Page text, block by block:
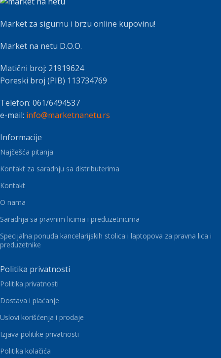
Market za sigurnu i brzu online kupovinu!
Market na netu D.O.O.
Matični broj: 21919624
Poreski broj (PIB) 113734769
Telefon: 061/6494537
e-mail: info@marketnanetu.rs
Informacije
Najčešća pitanja
Kontakt za saradnju sa distributerima
Kontakt
O nama
Saradnja sa pravnim licima i preduzetnicima
Specijalna ponuda kancelarijskih stolica i laptopova za pravna lica i
preduzetnike
Politika privatnosti
Politika privatnosti
Dostava i plaćanje
Uslovi korišćenja i prodaje
Izjava politike privatnosti
Politika kolačića